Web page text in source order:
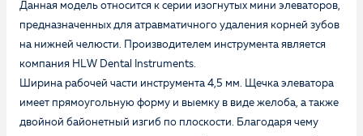
Данная модель относится к серии изогнутых мини элеваторов,
предназначенных для атравматичного удаления корней зубов
на нижней челюсти. Производителем инструмента является
компания HLW Dental Instruments.
Ширина рабочей части инструмента 4,5 мм. Щечка элеватора
имеет прямоугольную форму и выемку в виде желоба, а также
двойной байонетный изгиб по плоскости. Благодаря чему